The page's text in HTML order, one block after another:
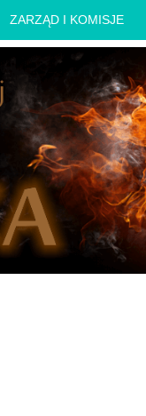
ZARZĄD I KOMISJE